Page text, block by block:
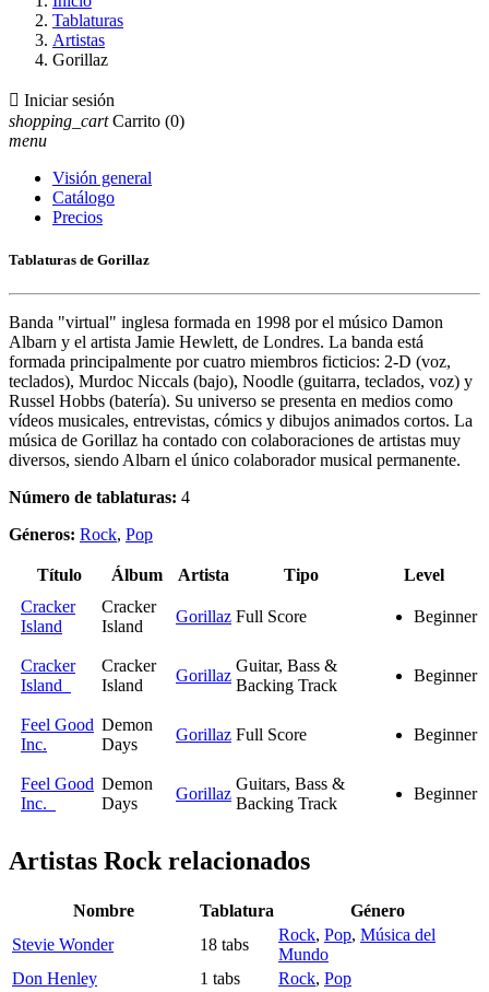
Tablaturas
Artistas
Gorillaz
 Iniciar sesión
shopping_cart Carrito (0)
menu
Visión general
Catálogo
Precios
Tablaturas de Gorillaz
Banda "virtual" inglesa formada en 1998 por el músico Damon
Albarn y el artista Jamie Hewlett, de Londres. La banda está
formada principalmente por cuatro miembros ficticios: 2-D (voz,
teclados), Murdoc Niccals (bajo), Noodle (guitarra, teclados, voz) y
Russel Hobbs (batería). Su universo se presenta en medios como
vídeos musicales, entrevistas, cómics y dibujos animados cortos. La
música de Gorillaz ha contado con colaboraciones de artistas muy
diversos, siendo Albarn el único colaborador musical permanente.
Número de tablaturas: 4
Géneros: Rock, Pop
Título Álbum Artista Tipo
Level
Cracker
Island
Cracker
Island
Gorillaz Full Score Beginner
Cracker
Island
Cracker
Island
Gorillaz
Guitar, Bass &
Backing Track
Beginner
Feel Good
Inc.
Demon
Days
Gorillaz Full Score Beginner
Feel Good
Inc.
Demon
Days
Gorillaz
Guitars, Bass &
Backing Track
Beginner
Artistas Rockrelacionados
Nombre Tablatura
Género
Stevie Wonder
18 tabs
Rock, Pop, Música del
Mundo
Don Henley
1 tabs Rock, Pop